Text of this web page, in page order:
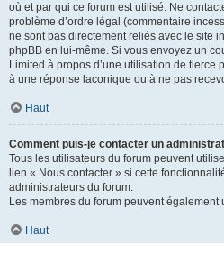
où et par qui ce forum est utilisé. Ne
problème d’ordre légal (commentaire
ne sont pas directement reliés avec le site
phpBB en lui-même. Si vous envoyez un
Limited à propos d’une utilisation de tierce
à une réponse laconique ou à ne pas
Haut
Comment puis-je contacter un
Tous les utilisateurs du forum peuvent
lien « Nous contacter » si cette
administrateurs du forum.
Les membres du forum peuvent également
Haut